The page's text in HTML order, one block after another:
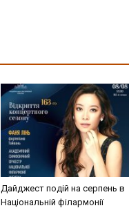
Дайджест подій на серпень в
Національній філармонії